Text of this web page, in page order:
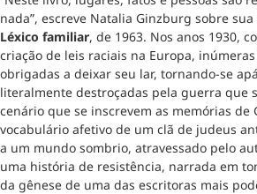
nada”, escreve Natalia Ginzburg sobre
Léxico familiar, de 1963. Nos anos 1930,
criação de leis raciais na Europa,
obrigadas a deixar seu lar, tornando-se
literalmente destroçadas pela guerra que
cenário que se inscrevem as memórias de
vocabulário afetivo de um clã de judeus
a um mundo sombrio, atravessado pelo
uma história de resistência, narrada em
da gênese de uma das escritoras mais